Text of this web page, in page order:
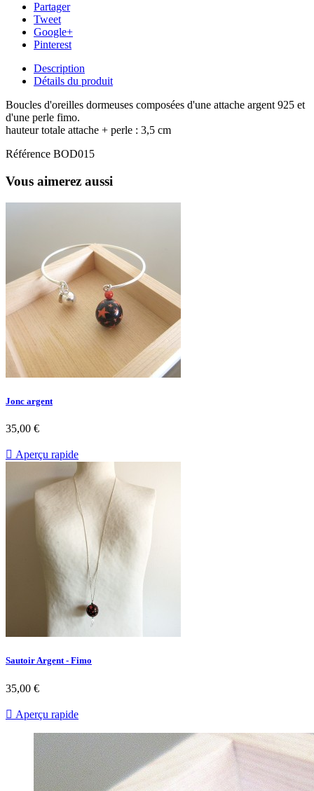
Partager
Tweet
Google+
Pinterest
Description
Détails du produit
Boucles d'oreilles dormeuses composées d'une attache argent 925 et
d'une perle fimo.
hauteur totale attache + perle : 3,5 cm
Référence BOD015
Vous aimerez aussi
Jonc argent
35,00 €
 Aperçu rapide
Sautoir Argent - Fimo
35,00 €
 Aperçu rapide